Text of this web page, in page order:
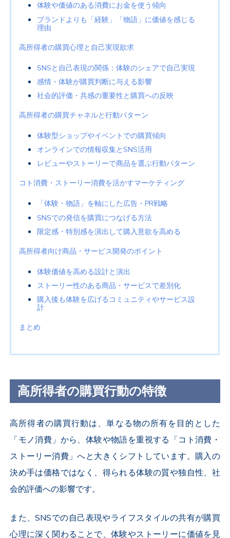
体験や価値のある消費にお金を使う傾向
ブランドよりも「経験」「物語」に価値を感じる
理由
高所得者の購買心理と自己実現欲求
SNSと自己表現の関係：体験のシェアで自己実現
感情・体験が購買判断に与える影響
社会的評価・共感の重要性と購買への反映
高所得者の購買チャネルと行動パターン
体験型ショップやイベントでの購買傾向
オンラインでの情報収集とSNS活用
レビューやストーリーで商品を選ぶ行動パターン
コト消費・ストーリー消費を活かすマーケティング
「体験・物語」を軸にした広告・PR戦略
SNSでの発信を購買につなげる方法
限定感・特別感を演出して購入意欲を高める
高所得者向け商品・サービス開発のポイント
体験価値を高める設計と演出
ストーリー性のある商品・サービスで差別化
購入後も体験を広げるコミュニティやサービス設
計
まとめ
高所得者の購買行動の特徴
高所得者の購買行動は、単なる物の所有を目的とした
「モノ消費」から、体験や物語を重視する「コト消費・
ストーリー消費」へと大きくシフトしています。購入の
決め手は価格ではなく、得られる体験の質や独自性、社
会的評価への影響です。
また、SNSでの自己表現やライフスタイルの共有が購買
心理に深く関わることで、体験やストーリーに価値を見